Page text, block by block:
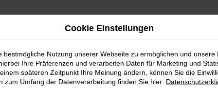
FÜR
Cookie Einstellungen
bestmögliche Nutzung unserer Webseite zu ermöglichen und unsere
Ihre Präferenzen und verarbeiten Daten für Marketing und
späteren Zeitpunkt Ihre Meinung ändern, können Sie die
zum Umfang der Datenverarbeitung finden Sie hier: